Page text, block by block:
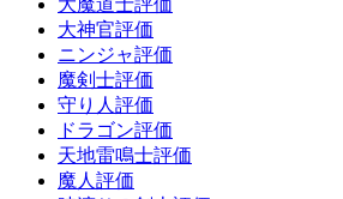
大魔道士評価
大神官評価
ニンジャ評価
魔剣士評価
守り人評価
ドラゴン評価
天地雷鳴士評価
魔人評価